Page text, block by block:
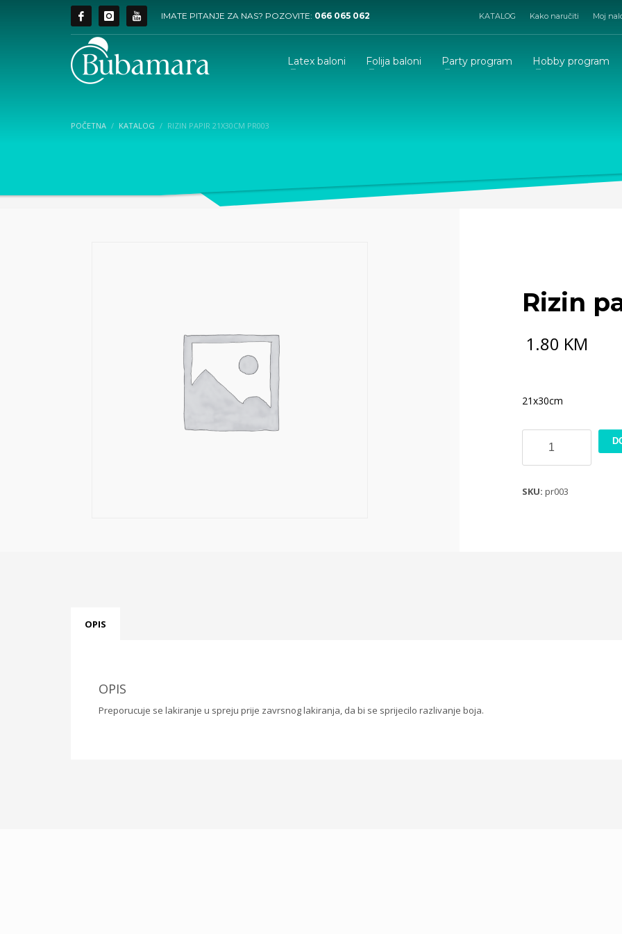
IMATE PITANJE ZA NAS? POZOVITE: 066 065 062 KATALOG Kako naručiti Moj
Latex baloni Folija baloni Party program Hobby program
POČETNA KATALOG RIZIN PAPIR 21X30CM PR003
Rizin
1.80 KM
21x30cm
21x30cm
količina
SKU: pr003
OPIS
OPIS
Preporucuje se lakiranje u spreju prije zavrsnog lakiranja, da bi se sprijecilo razlivanje boja.